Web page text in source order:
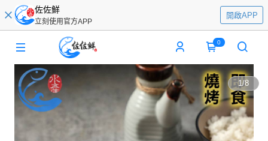
佐佐鮮
立刻使用官方APP
開啟APP
0
1/8